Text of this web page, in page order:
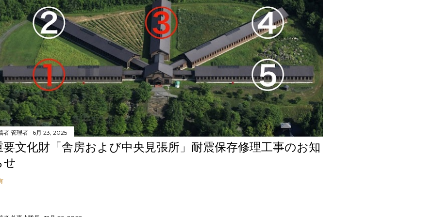
者 管理者 6月 23, 2025
要文化財「舎房および中央見張所」耐震保存修理工事のお知
せ